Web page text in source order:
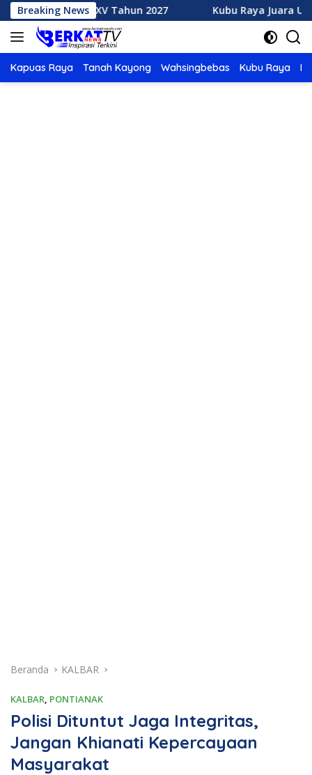
Langsung
ke
konten
Breaking News
XXXV Tahun 2027 Kubu Raya Juara Umum MTQ
Kapuas Raya Tanah Kayong Wahsingbebas Kubu Raya
Beranda KALBAR
KALBAR, PONTIANAK
Polisi Dituntut Jaga Integritas,
Jangan Khianati Kepercayaan
Masyarakat